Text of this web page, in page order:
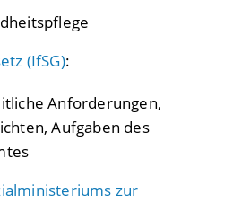
(IfSG):
Anforderungen,
Aufgaben des
zur